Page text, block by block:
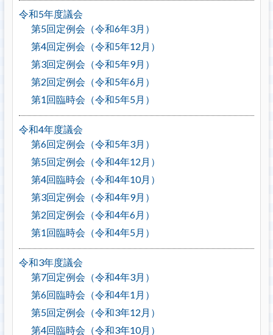
令和5年度議会
第5回定例会（令和6年3月）
第4回定例会（令和5年12月）
第3回定例会（令和5年9月）
第2回定例会（令和5年6月）
第1回臨時会（令和5年5月）
令和4年度議会
第6回定例会（令和5年3月）
第5回定例会（令和4年12月）
第4回臨時会（令和4年10月）
第3回定例会（令和4年9月）
第2回定例会（令和4年6月）
第1回臨時会（令和4年5月）
令和3年度議会
第7回定例会（令和4年3月）
第6回臨時会（令和4年1月）
第5回定例会（令和3年12月）
第4回臨時会（令和3年10月）